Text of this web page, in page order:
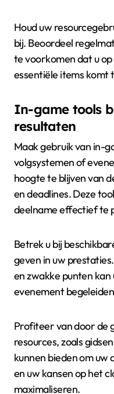
Houd uw
bij. Beoordeel
te voorkomen dat u
essentiële items komt
In-game tools
resultaten
Maak gebruik van in-
volgsystemen of
hoogte te blijven van
en deadlines. Deze
deelname effectief te
Betrek u bij
geven in uw
en zwakke punten
evenement
Profiteer van door de
resources, zoals
kunnen bieden om uw
en uw kansen op het
maximaliseren.